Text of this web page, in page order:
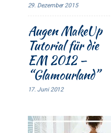
29. Dezember 2015
Augen MakeUp
Tutorial für die
EM 2012 –
“Glamourland”
17. Juni 2012